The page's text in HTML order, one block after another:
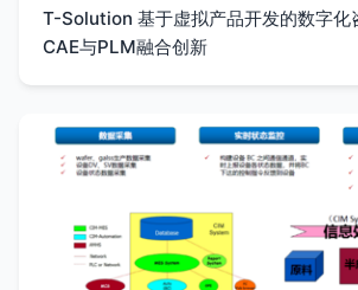
T-Solution 基于虚拟产品开发的数字化
CAE与PLM融合创新